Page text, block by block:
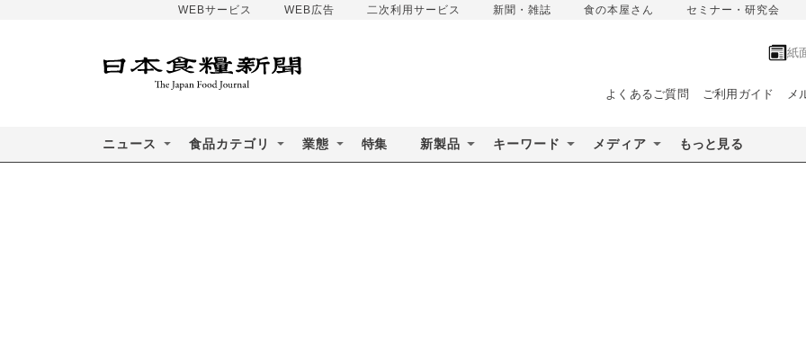
WEBサービス WEB広告 二次利用サービス 新聞・雑誌 食の本屋さん セミナー・研究会
紙
よくあるご質問 ご利用ガイド メ
ニュース 食品カテゴリ 業態 特集 新製品 キーワード メディア もっと見る